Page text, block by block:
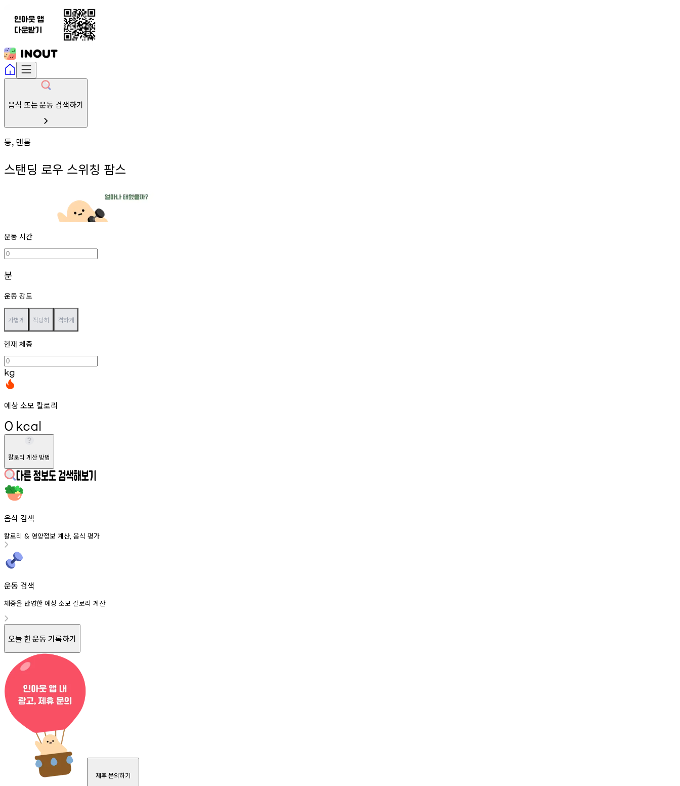
음식 또는 운동 검색하기
등, 맨몸
스탠딩 로우 스위칭 팜스
운동 시간
분
운동 강도
가볍게 적당히 격하게
현재 체중
kg
예상 소모 칼로리
0 kcal
칼로리 계산 방법
음식 검색
칼로리 & 영양정보 계산, 음식 평가
운동 검색
체중을 반영한 예상 소모 칼로리 계산
오늘 한 운동 기록하기
제휴 문의하기